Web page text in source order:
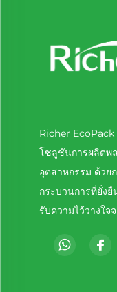
Richer EcoPack
โซลูชันการผลิตพ
อุตสาหกรรม ด้วย
กระบวนการที่ยั่ง
รับความไว้วางใ